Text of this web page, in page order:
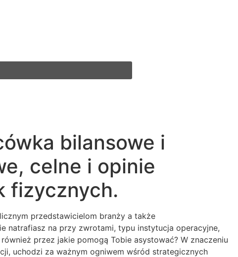
bilansowe i
celne i opinie
fizycznych.
przedstawicielom branży a także
natrafiasz na przy zwrotami, typu instytucja operacyjne,
przez jakie pomogą Tobie asystować? W znaczeniu
uchodzi za ważnym ogniwem wśród strategicznych